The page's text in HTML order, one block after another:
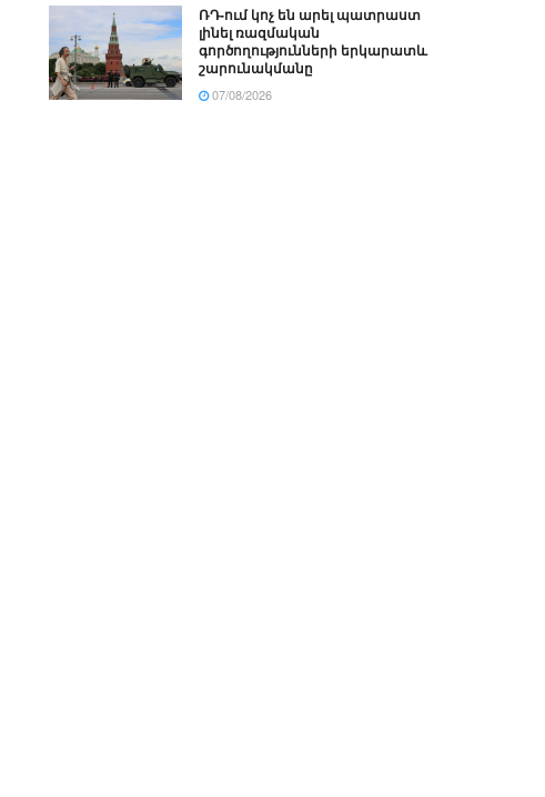
ՌԴ-ում կոչ են արել պատրաստ
լինել ռազմական
գործողությունների երկարատև
շարունակմանը
07/08/2026